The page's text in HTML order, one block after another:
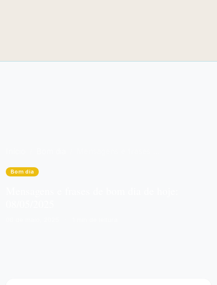
Bom dia